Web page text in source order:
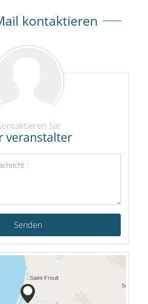
kontaktieren
Sie
veranstalter
Senden